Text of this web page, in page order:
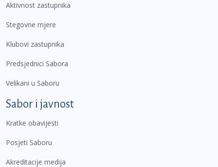
Aktivnost zastupnika
Stegovne mjere
Klubovi zastupnika
Predsjednici Sabora
Velikani u Saboru
Sabor i javnost
Kratke obavijesti
Posjeti Saboru
Akreditacije medija